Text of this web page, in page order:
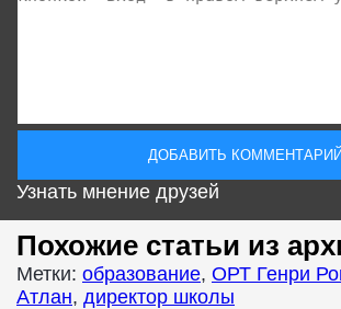
Узнать мнение друзей
Похожие статьи из
Метки: образование, ОРТ Генри
Атлан, директор школы